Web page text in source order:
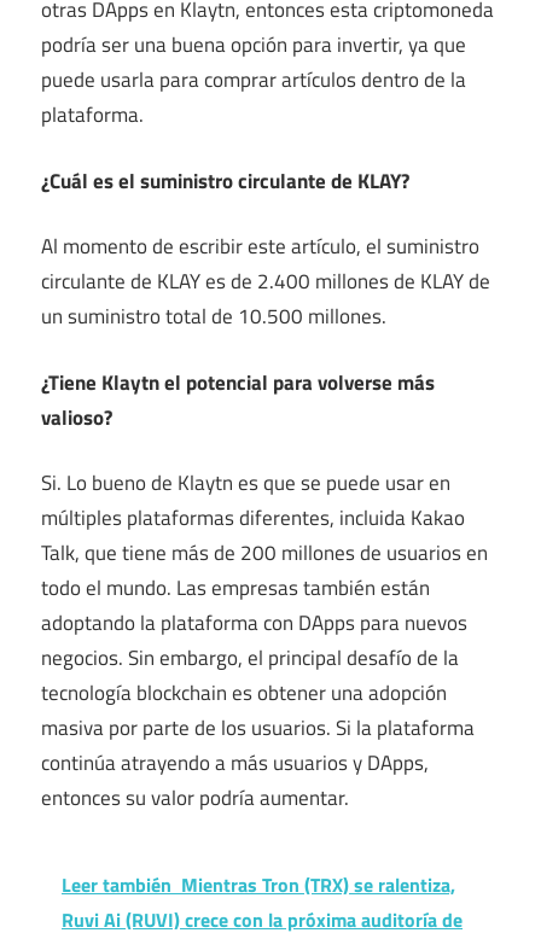
otras DApps en Klaytn, entonces esta criptomoneda
podría ser una buena opción para invertir, ya que
puede usarla para comprar artículos dentro de la
plataforma.
¿Cuál es el suministro circulante de KLAY?
Al momento de escribir este artículo, el suministro
circulante de KLAY es de 2.400 millones de KLAY de
un suministro total de 10.500 millones.
¿Tiene Klaytn el potencial para volverse más
valioso?
Si. Lo bueno de Klaytn es que se puede usar en
múltiples plataformas diferentes, incluida Kakao
Talk, que tiene más de 200 millones de usuarios en
todo el mundo. Las empresas también están
adoptando la plataforma con DApps para nuevos
negocios. Sin embargo, el principal desafío de la
tecnología blockchain es obtener una adopción
masiva por parte de los usuarios. Si la plataforma
continúa atrayendo a más usuarios y DApps,
entonces su valor podría aumentar.
Leer también Mientras Tron (TRX) se ralentiza,
Ruvi Ai (RUVI) crece con la próxima auditoría de